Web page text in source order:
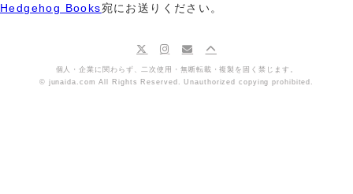
Hedgehog Books宛にお送りください。
個人・企業に関わらず、二次使用・無断転載・複製を固く禁じます。
© junaida.com All Rights Reserved. Unauthorized copying prohibited.